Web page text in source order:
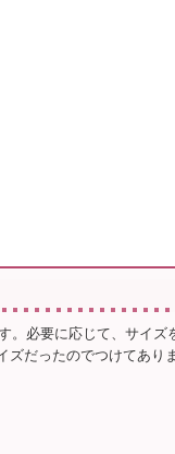
。必要に応じて、サイズ
だったのでつけてありま